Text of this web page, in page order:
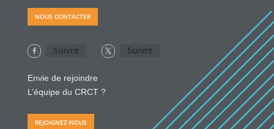
NOUS CONTACTER
Suivre Suivre
Envie de rejoindre
L’équipe du CRCT ?
REJOIGNEZ-NOUS